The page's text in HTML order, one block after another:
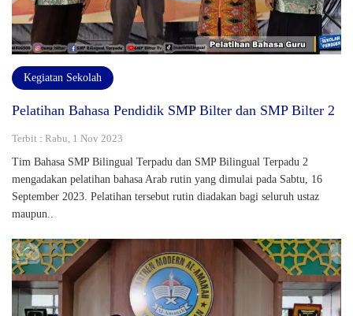
Kegiatan Sekolah
Pelatihan Bahasa Pendidik SMP Bilter dan SMP Bilter 2
Terbit : Rabu, 1 Nov 2023
Tim Bahasa SMP Bilingual Terpadu dan SMP Bilingual Terpadu 2
mengadakan pelatihan bahasa Arab rutin yang dimulai pada Sabtu, 16
September 2023. Pelatihan tersebut rutin diadakan bagi seluruh ustaz
maupun..